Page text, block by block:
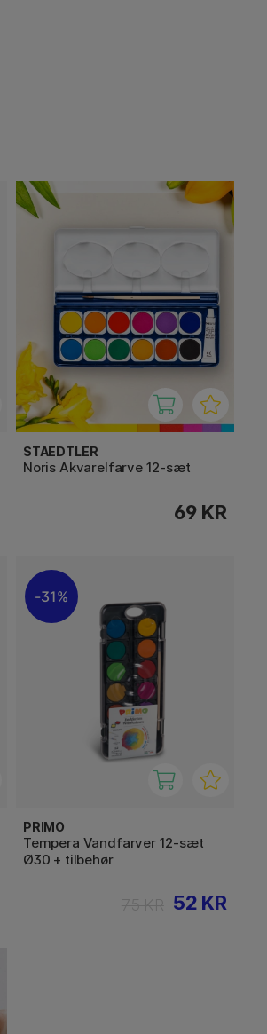
STAEDTLER
Noris Akvarelfarve 12-sæt
69 KR
31%
PRIMO
Tempera Vandfarver 12-sæt
Ø30 + tilbehør
52 KR